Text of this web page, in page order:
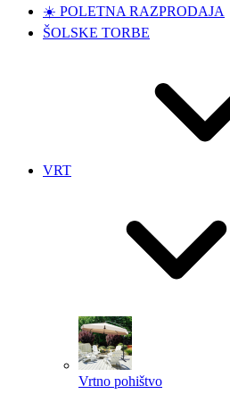
☀️ POLETNA RAZPRODAJA
ŠOLSKE TORBE
VRT
Vrtno pohištvo